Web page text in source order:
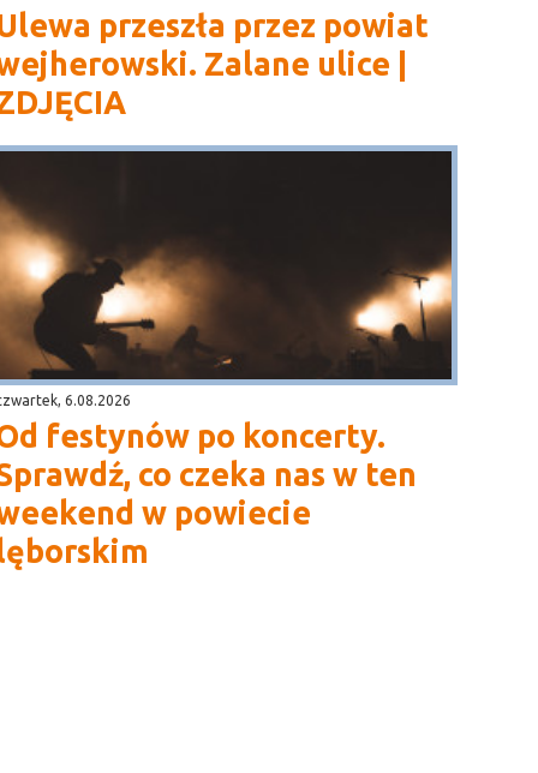
przeszła przez powiat
Zalane ulice |
6.08.2026
festynów po koncerty.
co czeka nas w ten
w powiecie